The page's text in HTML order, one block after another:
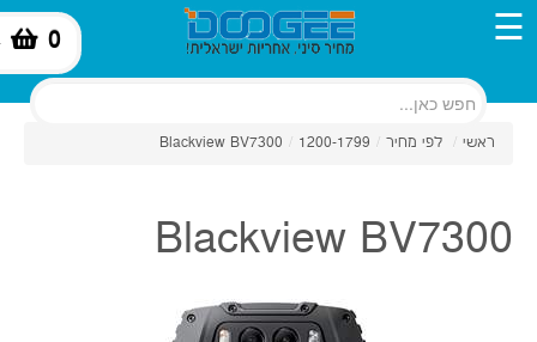
0 ☰
ראשי / לפי מחיר /
1200-1799
/
Blackview BV7300
Blackview BV7300